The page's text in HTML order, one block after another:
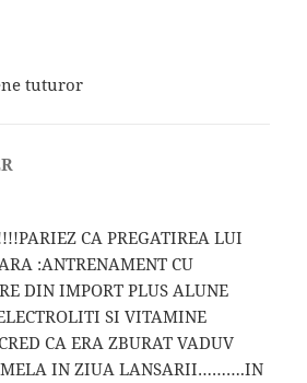
tuturor
CA PREGATIREA LUI
:ANTRENAMENT CU
DIN IMPORT PLUS ALUNE
SI VITAMINE
CA ERA ZBURAT VADUV
IN ZIUA LANSARII……….IN